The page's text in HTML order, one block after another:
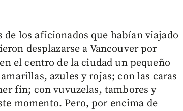
los aficionados que habían viajado
desplazarse a Vancouver por
el centro de la ciudad un pequeño
azules y rojas; con las caras
fin; con vuvuzelas, tambores y
momento. Pero, por encima de